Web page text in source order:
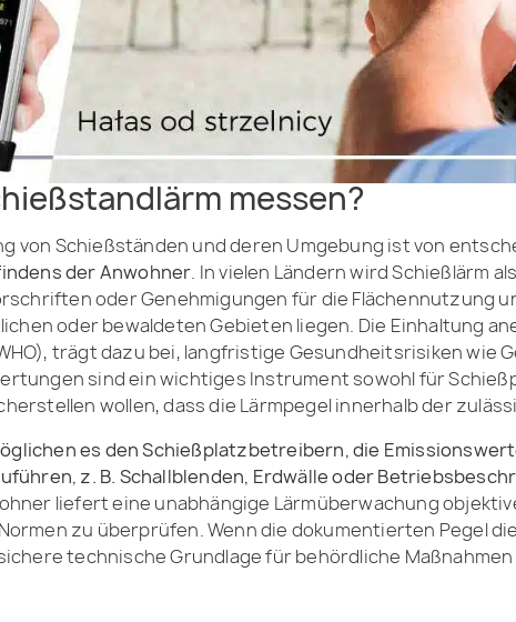
messen?
von Schießständen und deren Umgebung ist von
der Anwohner. In vielen Ländern wird Schießlärm
oder Genehmigungen für die Flächennutzung
oder bewaldeten Gebieten liegen. Die Einhaltung
trägt dazu bei, langfristige Gesundheitsrisiken wie
sind ein wichtiges Instrument sowohl für
wollen, dass die Lärmpegel innerhalb der
es den Schießplatzbetreibern, die
z. B. Schallblenden, Erdwälle oder
liefert eine unabhängige Lärmüberwachung
zu überprüfen. Wenn die dokumentierten Pegel
technische Grundlage für behördliche